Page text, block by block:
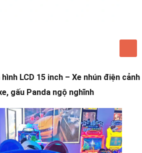
LCD 15 inch – Xe nhún điện cảnh
gấu Panda ngộ nghĩnh